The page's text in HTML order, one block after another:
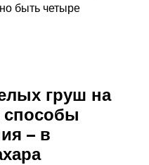
быть четыре
груш на
– в